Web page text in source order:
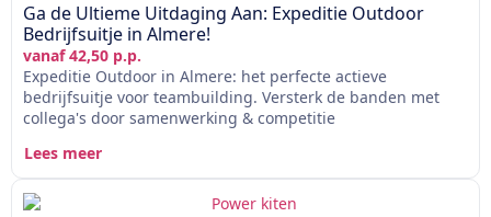
Ga de Ultieme Uitdaging Aan: Expeditie Outdoor
Bedrijfsuitje in Almere!
vanaf 42,50 p.p.
Expeditie Outdoor in Almere: het perfecte actieve
bedrijfsuitje voor teambuilding. Versterk de banden met
collega's door samenwerking & competitie
Lees meer